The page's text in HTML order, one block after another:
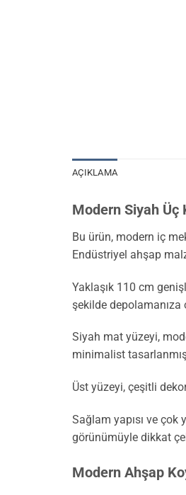
AÇIKLAMA
Modern Siyah Üç
Bu ürün, modern iç
Endüstriyel ahşap
Yaklaşık 110 cm
şekilde depolamanıza
Siyah mat yüzeyi,
minimalist
Üst yüzeyi, çeşitli
Sağlam yapısı ve
görünümüyle dikkat
Modern Ahşap